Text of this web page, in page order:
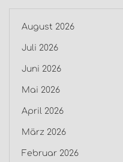
August 2026
Juli 2026
Juni 2026
Mai 2026
April 2026
März 2026
Februar 2026